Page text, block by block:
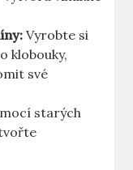
⁣Vyrobte si
klobouky,‌
své
⁤starých